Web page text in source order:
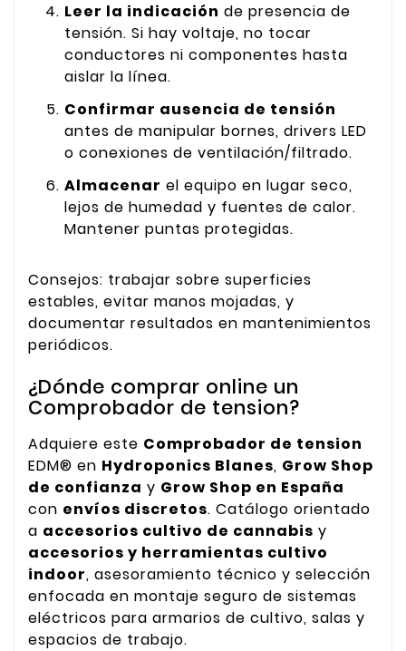
Leer la indicación de presencia de
tensión. Si hay voltaje, no tocar
conductores ni componentes hasta
aislar la línea.
Confirmar ausencia de tensión
antes de manipular bornes, drivers LED
o conexiones de ventilación/filtrado.
Almacenar el equipo en lugar seco,
lejos de humedad y fuentes de calor.
Mantener puntas protegidas.
Consejos: trabajar sobre superficies
estables, evitar manos mojadas, y
documentar resultados en mantenimientos
periódicos.
¿Dónde comprar online un
Comprobador de tension?
Adquiere este Comprobador de tension
EDM® en Hydroponics Blanes, Grow Shop
de confianza y Grow Shop en España
con envíos discretos. Catálogo orientado
a accesorios cultivo de cannabis y
accesorios y herramientas cultivo
indoor, asesoramiento técnico y selección
enfocada en montaje seguro de sistemas
eléctricos para armarios de cultivo, salas y
espacios de trabajo.